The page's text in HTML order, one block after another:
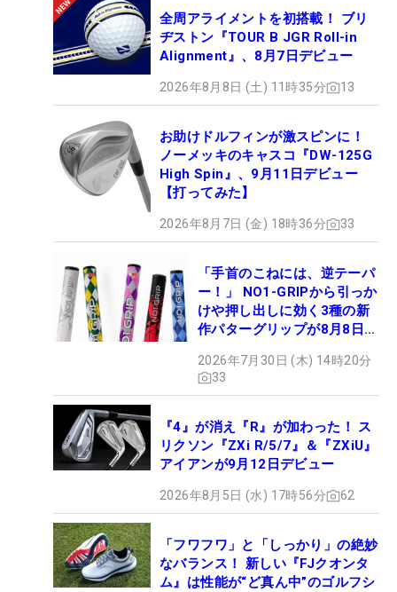
全周アライメントを初搭載！ ブリ
ヂストン『TOUR B JGR Roll-in
Alignment』、8月7日デビュー
2026年8月8日 (土) 11時35分 13
お助けドルフィンが激スピンに！
ノーメッキのキャスコ『DW-125G
High Spin』、9月11日デビュー
【打ってみた】
2026年8月7日 (金) 18時36分 33
「手首のこねには、逆テーパ
ー！」 NO1-GRIPから引っか
けや押し出しに効く3種の新
作パターグリップが8月8日デ
2026年7月30日 (木) 14時20分
33
『4』が消え『R』が加わった！ ス
リクソン『ZXi R/5/7』＆『ZXiU』
アイアンが9月12日デビュー
2026年8月5日 (水) 17時56分 62
「フワフワ」と「しっかり」の絶妙
なバランス！ 新しい『FJクオンタ
ム』は性能が“ど真ん中”のゴルフシ